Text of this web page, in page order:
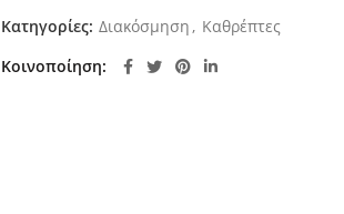
Κατηγορίες: Διακόσμηση , Καθρέπτες
Κοινοποίηση